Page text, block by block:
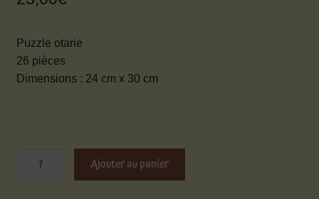
Puzzle otarie
26 pièces
Dimensions : 24 cm x 30 cm
Ajouter au panier